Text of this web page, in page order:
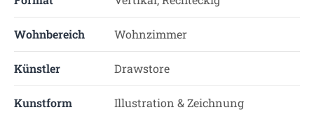
Wohnbereich Wohnzimmer
Künstler Drawstore
Kunstform Illustration & Zeichnung